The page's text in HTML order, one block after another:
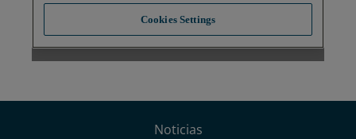
Noticias